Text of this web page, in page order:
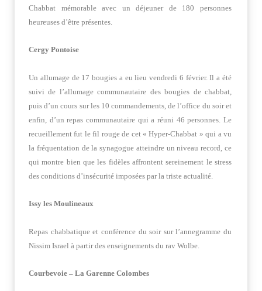
Chabbat mémorable avec un déjeuner de 180 personnes
heureuses d’être présentes.
Cergy Pontoise
Un allumage de 17 bougies a eu lieu vendredi 6 février. Il a été
suivi de l’allumage communautaire des bougies de chabbat,
puis d’un cours sur les 10 commandements, de l’office du soir et
enfin, d’un repas communautaire qui a réuni 46 personnes. Le
recueillement fut le fil rouge de cet « Hyper-Chabbat » qui a vu
la fréquentation de la synagogue atteindre un niveau record, ce
qui montre bien que les fidèles affrontent sereinement le stress
des conditions d’insécurité imposées par la triste actualité.
Issy les Moulineaux
Repas chabbatique et conférence du soir sur l’annegramme du
Nissim Israel à partir des enseignements du rav Wolbe.
Courbevoie – La Garenne Colombes